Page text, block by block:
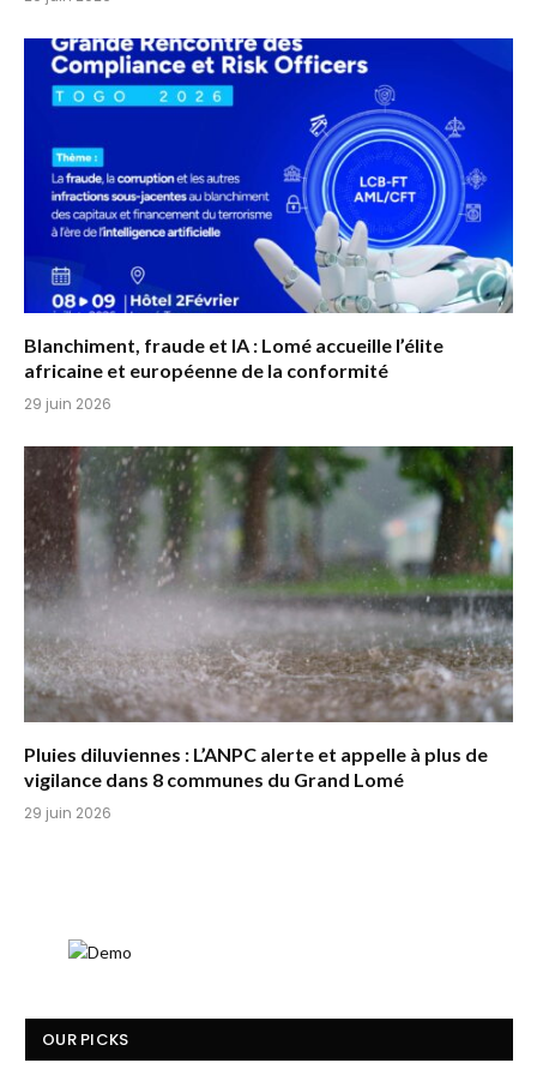
Blanchiment, fraude et IA : Lomé accueille l’élite
africaine et européenne de la conformité
29 juin 2026
Pluies diluviennes : L’ANPC alerte et appelle à plus de
vigilance dans 8 communes du Grand Lomé
29 juin 2026
OUR PICKS